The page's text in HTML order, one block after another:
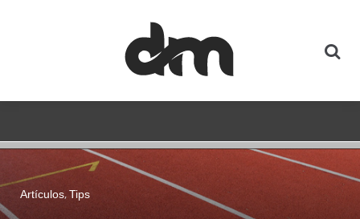
Artículos Tips